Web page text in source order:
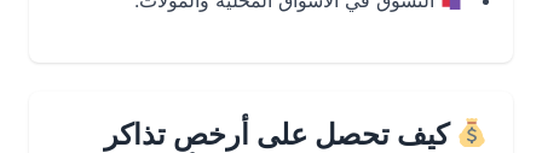
كيف تحصل على أرخص تذاكر